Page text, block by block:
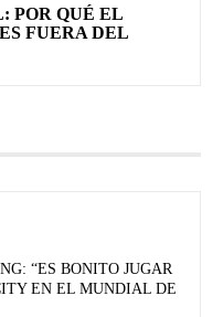
POR QUÉ EL
FUERA DEL
“ES BONITO JUGAR
EN EL MUNDIAL DE